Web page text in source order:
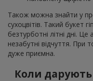
Також можна знайти у
сухоцвітів. Такий букет
безтурботні літні дні.
незабутні відчуття. При
дуже приємна.
Коли дарують